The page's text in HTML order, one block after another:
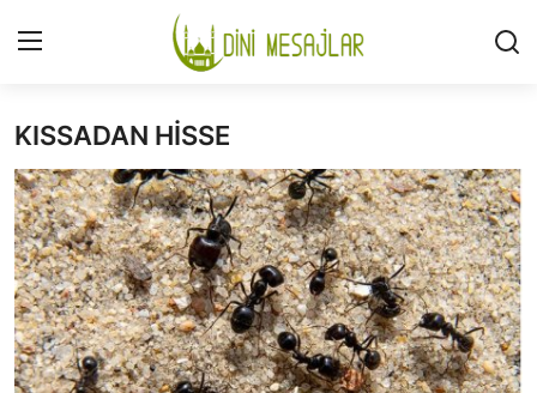
Giriş
İLETİŞİM
GÜNDEM
HAKKIMIZDA
DESTEKLİYORUM
KISSADAN HİSSE